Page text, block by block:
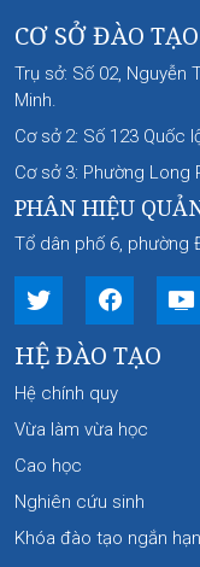
CƠ SỞ ĐÀO TẠO
Trụ sở: Số 02, Nguyễn
Minh.
Cơ sở 2: Số 123 Quốc
Cơ sở 3: Phường Long
PHÂN HIỆU
Tổ dân phố 6, phường
HỆ ĐÀO TẠO
Hệ chính quy
Vừa làm vừa học
Cao học
Nghiên cứu sinh
Khóa đào tạo ngắn hạn